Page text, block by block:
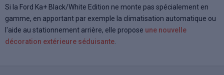
Si la Ford Ka+ Black/White Edition ne monte pas spécialement en
gamme, en apportant par exemple la climatisation automatique ou
l'aide au stationnement arrière, elle propose une nouvelle
décoration extérieure séduisante